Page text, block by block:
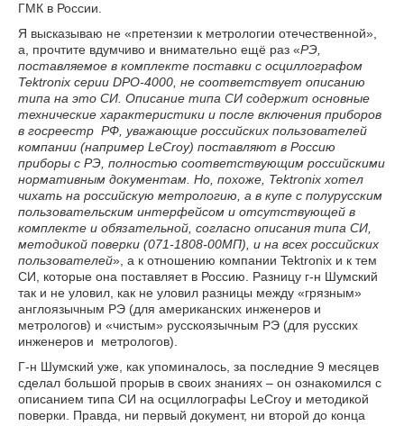
ГМК в России.
Я высказываю не «претензии к метрологии отечественной»,
а, прочтите вдумчиво и внимательно ещё раз «РЭ,
поставляемое в комплекте поставки с осциллографом
Tektronix серии DPO-4000, не соответствует описанию
типа на это СИ. Описание типа СИ содержит основные
технические характеристики и после включения приборов
в госреестр РФ, уважающие российских пользователей
компании (например LeCroy) поставляют в Россию
приборы с РЭ, полностью соответствующим российскими
нормативным документам. Но, похоже, Tektronix хотел
чихать на российскую метрологию, а в купе с полурусским
пользовательским интерфейсом и отсутствующей в
комплекте и обязательной, согласно описания типа СИ,
методикой поверки (071-1808-00МП), и на всех российских
пользователей», а к отношению компании Tektronix и к тем
СИ, которые она поставляет в Россию. Разницу г-н Шумский
так и не уловил, как не уловил разницы между «грязным»
англоязычным РЭ (для американских инженеров и
метрологов) и «чистым» русскоязычным РЭ (для русских
инженеров и метрологов).
Г-н Шумский уже, как упоминалось, за последние 9 месяцев
сделал большой прорыв в своих знаниях – он ознакомился с
описанием типа СИ на осциллографы LeCroy и методикой
поверки. Правда, ни первый документ, ни второй до конца